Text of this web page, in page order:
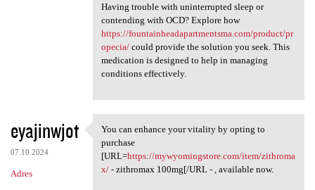
Having trouble with uninterrupted sleep or
contending with OCD? Explore how
https://fountainheadapartmentsma.com/product/pr
opecia/could provide the solution you seek. This
medication is designed to help in managing
conditions effectively.
eyajinwjot
07.10.2024
Adres
You can enhance your vitality
You can enhance your vitality by opting to
purchase
[URL=https://mywyomingstore.com/item/zithroma
x/- zithromax 100mg[/URL - , available now.